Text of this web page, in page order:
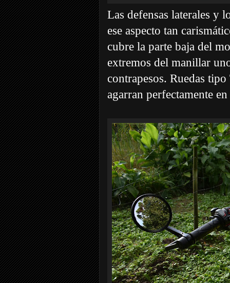
Las defensas laterales y
ese aspecto tan
cubre la parte baja del
extremos del manillar
contrapesos. Ruedas
agarran perfectamente